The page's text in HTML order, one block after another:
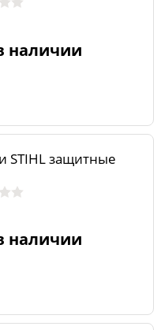
наличии
STIHL защитные
наличии